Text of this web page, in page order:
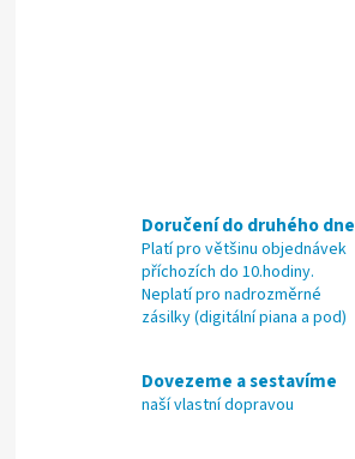
Doručení do druhého dne
Platí pro většinu objednávek
příchozích do 10.hodiny.
Neplatí pro nadrozměrné
zásilky (digitální piana a pod)
Dovezeme a sestavíme
naší vlastní dopravou